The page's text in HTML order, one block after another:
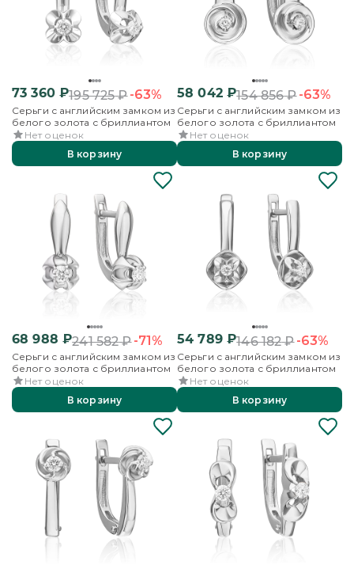
73 360₽195 725₽-63%
Серьги с английским замком из
белого золота с бриллиантом
Нет оценок
В корзину
58 042₽154 856₽-63%
Серьги с английским замком из
белого золота с бриллиантом
Нет оценок
В корзину
68 988 ₽241 582₽-71%
Серьги с английским замком из
белого золота с бриллиантом
Нет оценок
В корзину
54 789₽146 182₽-63%
Серьги с английским замком из
белого золота с бриллиантом
Нет оценок
В корзину